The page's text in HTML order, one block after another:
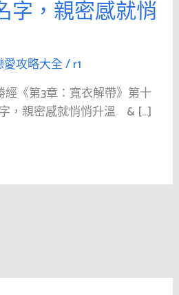
字，親密感就悄
愛攻略大全/r1
《第3章：寬衣解帶》第十
，親密感就悄悄升溫 & […]